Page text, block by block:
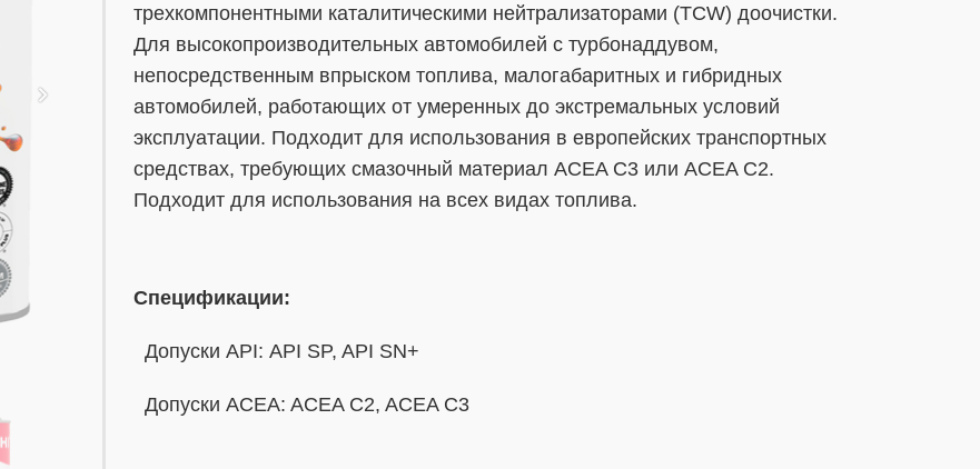
трехкомпонентными каталитическими нейтрализаторами (TCW) доочистки.
Для высокопроизводительных автомобилей с турбонаддувом,
непосредственным впрыском топлива, малогабаритных и гибридных
автомобилей, работающих от умеренных до экстремальных условий
эксплуатации. Подходит для использования в европейских транспортных
средствах, требующих смазочный материал ACEA C3 или ACEA C2.
Подходит для использования на всех видах топлива.
Спецификации:
Допуски API: API SP, API SN+
Допуски ACEA: ACEA C2, ACEA C3